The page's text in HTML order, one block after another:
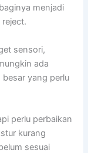
menjadi
sensori,
ada
yang perlu
perlu perbaikan
kurang
sesuai